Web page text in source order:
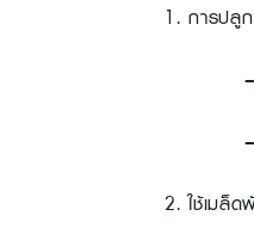
1. การปลูก
– เขตช
– เขต
2. ใช้เมล็